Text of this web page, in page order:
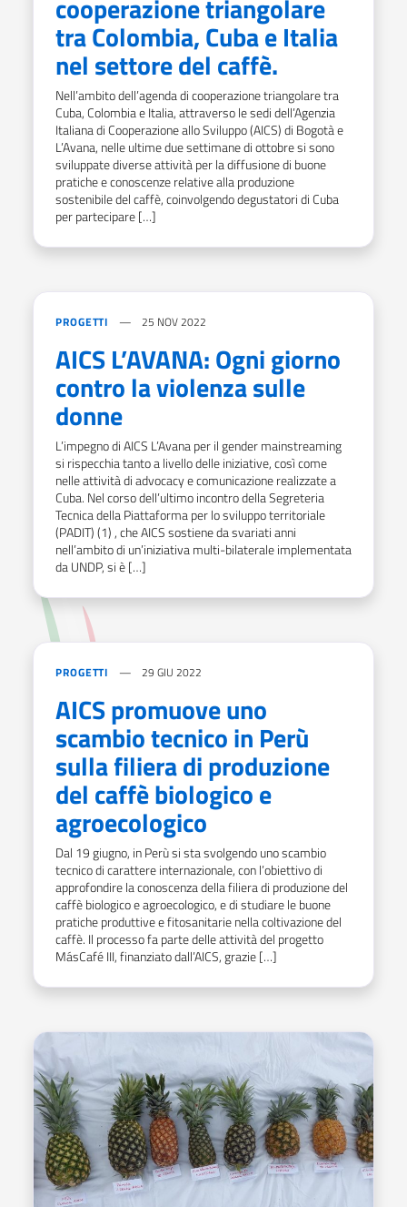
cooperazione triangolare
tra Colombia, Cuba e Italia
nel settore del caffè.
Nell’ambito dell’agenda di cooperazione triangolare tra
Cuba, Colombia e Italia, attraverso le sedi dell’Agenzia
Italiana di Cooperazione allo Sviluppo (AICS) di Bogotà e
L’Avana, nelle ultime due settimane di ottobre si sono
sviluppate diverse attività per la diffusione di buone
pratiche e conoscenze relative alla produzione
sostenibile del caffè, coinvolgendo degustatori di Cuba
per partecipare […]
PROGETTI 25 NOV 2022
AICS L’AVANA: Ogni giorno
contro la violenza sulle
donne
L’impegno di AICS L’Avana per il gender mainstreaming
si rispecchia tanto a livello delle iniziative, così come
nelle attività di advocacy e comunicazione realizzate a
Cuba. Nel corso dell’ultimo incontro della Segreteria
Tecnica della Piattaforma per lo sviluppo territoriale
(PADIT) (1) , che AICS sostiene da svariati anni
nell’ambito di un’iniziativa multi-bilaterale implementata
da UNDP, si è […]
PROGETTI 29 GIU 2022
AICS promuove uno
scambio tecnico in Perù
sulla filiera di produzione
del caffè biologico e
agroecologico
Dal 19 giugno, in Perù si sta svolgendo uno scambio
tecnico di carattere internazionale, con l’obiettivo di
approfondire la conoscenza della filiera di produzione del
caffè biologico e agroecologico, e di studiare le buone
pratiche produttive e fitosanitarie nella coltivazione del
caffè. Il processo fa parte delle attività del progetto
MásCafé III, finanziato dall’AICS, grazie […]